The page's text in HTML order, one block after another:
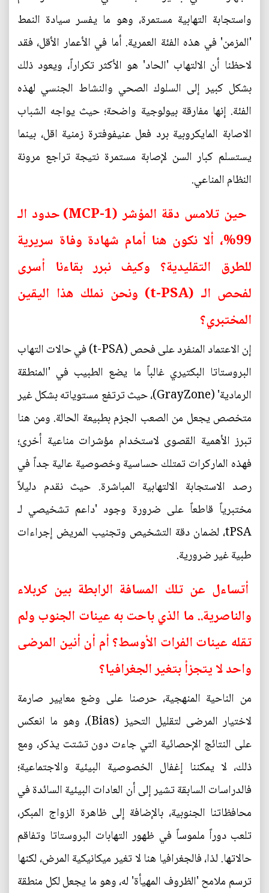
واستجابة التهابية مستمرة، وهو ما يفسر سيادة النمط
'المزمن' في هذه الفئة العمرية. أما في الأعمار الأقل، فقد
لاحظنا أن الالتهاب 'الحاد' هو الأكثر تكراراً، ويعود ذلك
بشكل كبير إلى السلوك الصحي والنشاط الجنسي لهذه
الفئة. إنها مفارقة بيولوجية واضحة؛ حيث يواجه الشباب
الاصابة المايكروبية برد فعل عنيفوفترة زمنية اقل، بينما
يستسلم كبار السن لإصابة مستمرة نتيجة تراجع مرونة
النظام المناعي.
حين تلامس دقة المؤشر (MCP-1) حدود الـ
99%، ألا نكون هنا أمام شهادة وفاة سريرية
للطرق التقليدية؟ وكيف نبرر بقاءنا أسرى
لفحص الـ (t-PSA) ونحن نملك هذا اليقين
المختبري؟
إن الاعتماد المنفرد على فحص (t-PSA) في حالات التهاب
البروستاتا البكتيري غالباً ما يضع الطبيب في 'المنطقة
الرمادية' (GrayZone)، حيث ترتفع مستوياته بشكل غير
متخصص يجعل من الصعب الجزم بطبيعة الحالة. ومن هنا
تبرز الأهمية القصوى لاستخدام مؤشرات مناعية أخرى؛
فهذه الماركرات تمتلك حساسية وخصوصية عالية جداً في
رصد الاستجابة الالتهابية المباشرة. حيث نقدم دليلاً
مختبرياً قاطعاً على ضرورة وجود 'داعم تشخيصي لـ
tPSA، لضمان دقة التشخيص وتجنيب المريض إجراءات
طبية غير ضرورية.
أتساءل عن تلك المسافة الرابطة بين كربلاء
والناصرية.. ما الذي باحت به عينات الجنوب ولم
تقله عينات الفرات الأوسط؟ أم أن أنين المرضى
واحد لا يتجزأ بتغير الجغرافيا؟
من الناحية المنهجية، حرصنا على وضع معايير صارمة
لاختيار المرضى لتقليل التحيز (Bias)، وهو ما انعكس
على النتائج الإحصائية التي جاءت دون تشتت يذكر، ومع
ذلك، لا يمكننا إغفال الخصوصية البيئية والاجتماعية؛
فالدراسات السابقة تشير إلى أن العادات البيئية السائدة في
محافظاتنا الجنوبية، بالإضافة إلى ظاهرة الزواج المبكر،
تلعب دوراً ملموساً في ظهور التهابات البروستاتا وتفاقم
حالاتها. لذا، فالجغرافيا هنا لا تغير ميكانيكية المرض، لكنها
ترسم ملامح 'الظروف المهيأة' له، وهو ما يجعل لكل منطقة